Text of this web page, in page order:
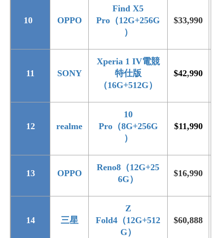
10 OPPO
Find X5
Pro （12G+256G
）
$33,990
11 SONY
Xperia 1 IV電競
特仕版
（16G+512G）
$42,990
12 realme
10
Pro（8G+256G
）
$11,990
13 OPPO
Reno8 （12G+25
6G）
$16,990
14 三星
Z
Fold4 （12G+512
G）
$60,888